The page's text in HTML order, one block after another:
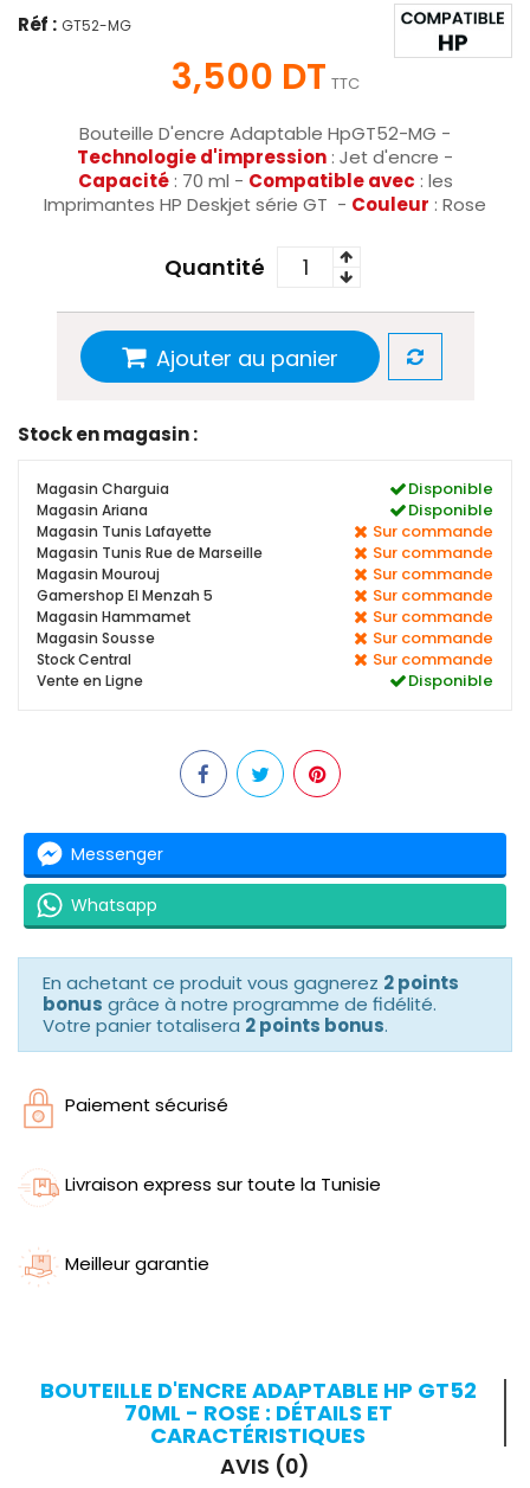
Réf : GT52-MG
3,500 DT TTC
Bouteille D'encre Adaptable HpGT52-MG -
Technologie d'impression : Jet d'encre -
Capacité: 70 ml - Compatible avec : les
Imprimantes HP Deskjet série GT - Couleur : Rose
Quantité
Ajouter au panier
Stock en magasin :
Magasin Charguia Disponible
Magasin Ariana Disponible
Magasin Tunis Lafayette Sur commande
Magasin Tunis Rue de Marseille Sur commande
Magasin Mourouj Sur commande
Gamershop El Menzah 5 Sur commande
Magasin Hammamet Sur commande
Magasin Sousse Sur commande
Stock Central Sur commande
Vente en Ligne Disponible
Messenger
Whatsapp
En achetant ce produit vous gagnerez 2 points
bonus grâce à notre programme de fidélité.
Votre panier totalisera 2 points bonus.
Paiement sécurisé
Livraison express sur toute la Tunisie
Meilleur garantie
BOUTEILLE D'ENCRE ADAPTABLE HP GT52
70ML - ROSE : DÉTAILS ET
CARACTÉRISTIQUES
AVIS (0)